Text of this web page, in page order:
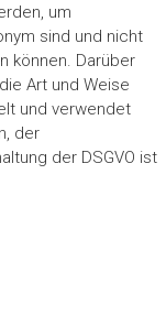
um
sind und nicht
können. Darüber
Art und Weise
und verwendet
der
der DSGVO ist